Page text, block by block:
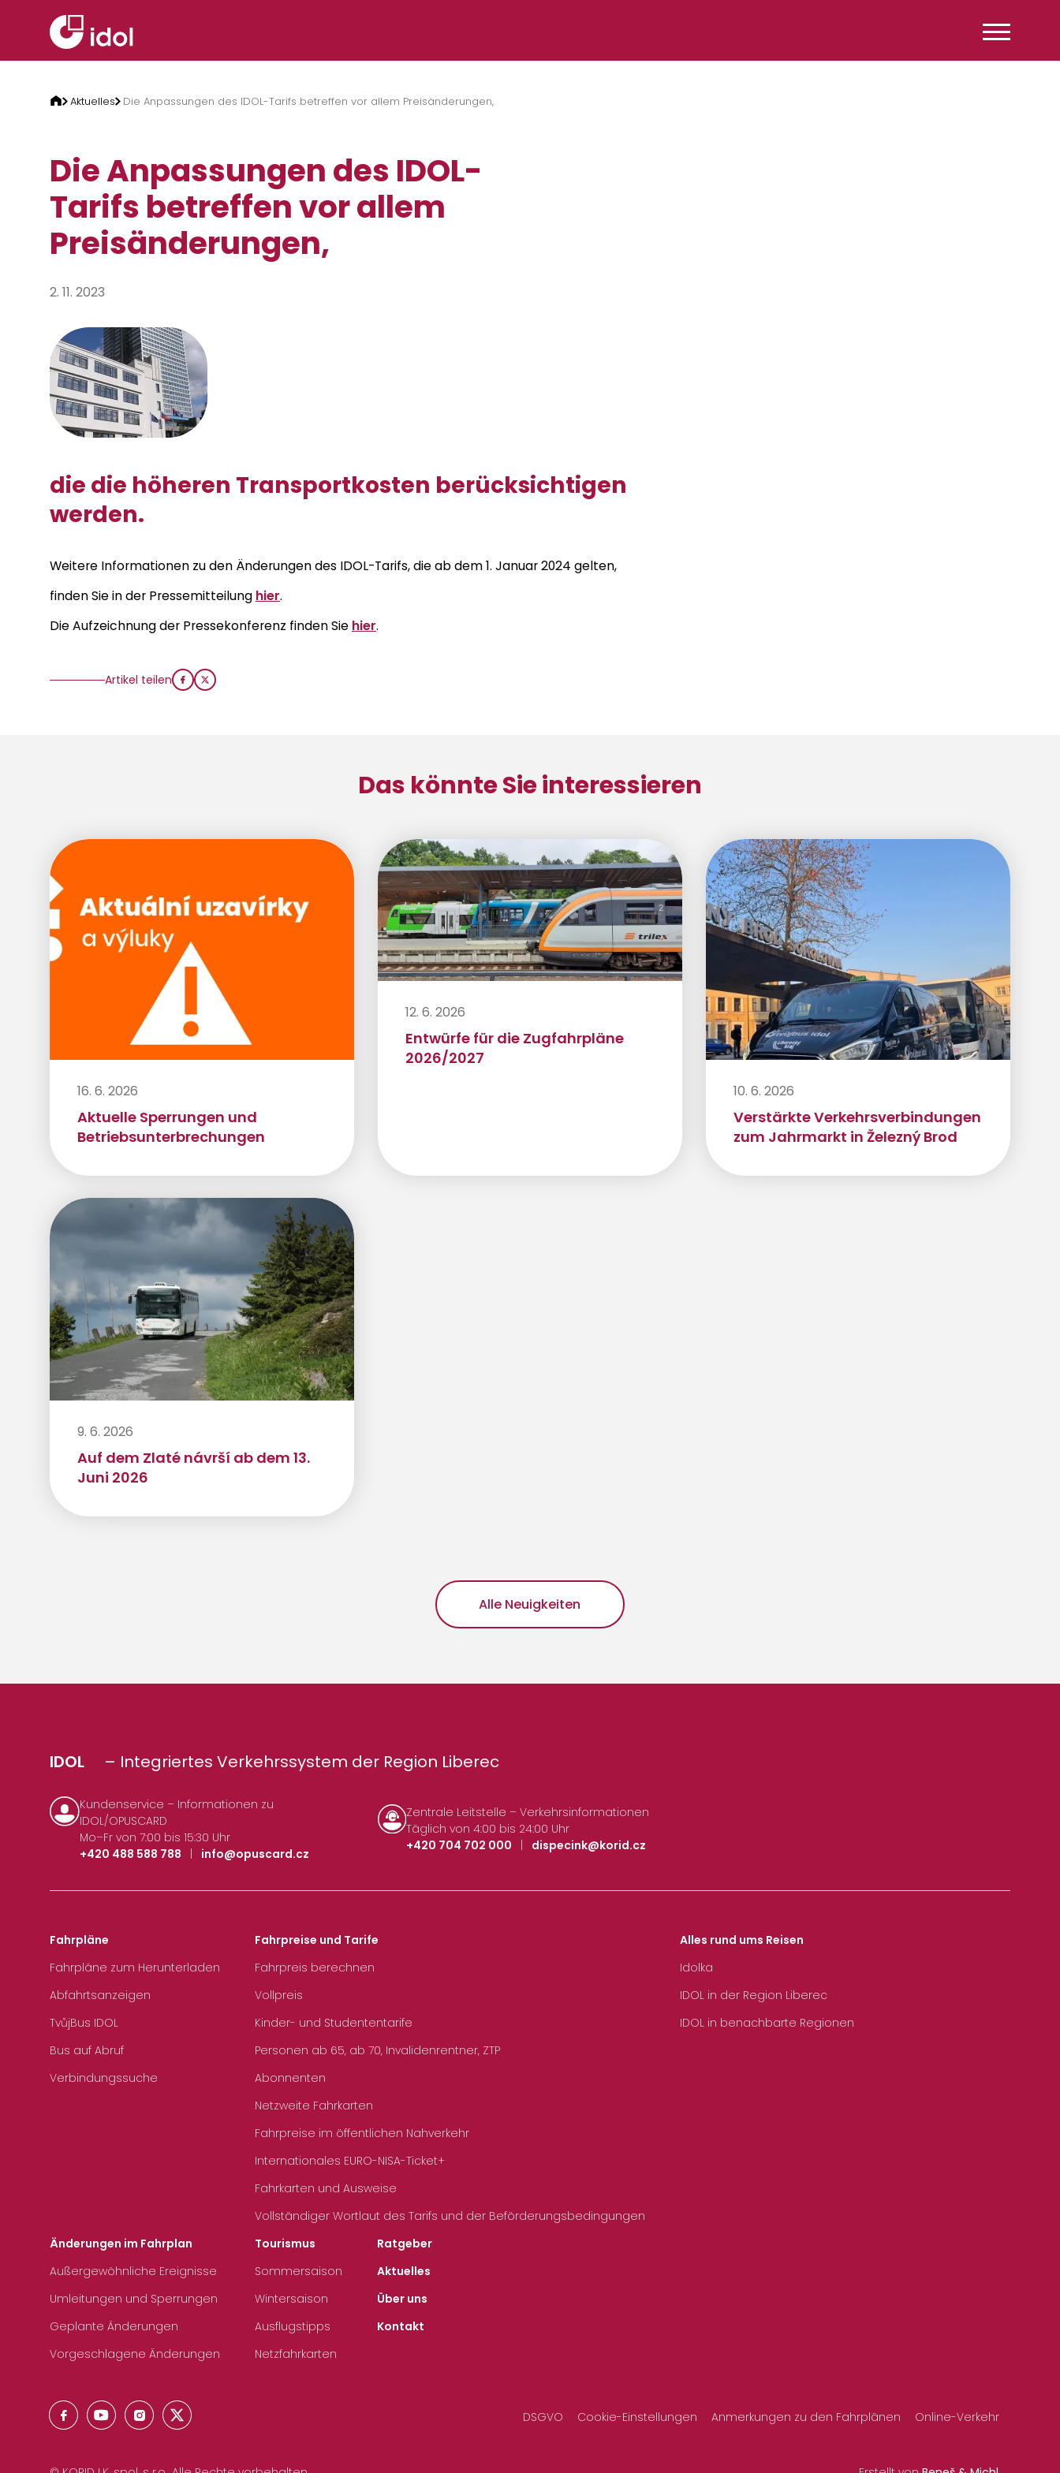
Aktuelles Die Anpassungen des IDOL-Tarifs betreffen vor allem Preisänderungen,
Die Anpassungen des IDOL-
Tarifs betreffen vor allem
Preisänderungen,
2. 11. 2023
die die höheren Transportkosten berücksichtigen
werden.
Weitere Informationen zu den Änderungen des IDOL-Tarifs, die ab dem 1. Januar 2024 gelten,
finden Sie in der Pressemitteilung hier.
Die Aufzeichnung der Pressekonferenz finden Sie hier.
Artikel teilen
Das könnte Sie interessieren
16. 6. 2026
Aktuelle Sperrungen und
Betriebsunterbrechungen
12. 6. 2026
Entwürfe für die Zugfahrpläne
2026/2027
10. 6. 2026
Verstärkte Verkehrsverbindungen
zum Jahrmarkt in Železný Brod
9. 6. 2026
Auf dem Zlaté návrší ab dem 13.
Juni 2026
Alle Neuigkeiten
IDOL – Integriertes Verkehrssystem der Region Liberec
Kundenservice – Informationen zu
IDOL/OPUSCARD
Mo–Fr von 7:00 bis 15:30 Uhr
+420 488 588 788
| info@opuscard.cz
Zentrale Leitstelle – Verkehrsinformationen
Täglich von 4:00 bis 24:00 Uhr
+420 704 702 000
dispecink@korid.cz
Fahrpläne
Fahrpläne zum Herunterladen
Abfahrtsanzeigen
TvůjBus IDOL
Bus auf Abruf
Verbindungssuche
Fahrpreise und Tarife
Fahrpreis berechnen
Vollpreis
Kinder- und Studententarife
Personen ab 65, ab 70, Invalidenrentner, ZTP
Abonnenten
Netzweite Fahrkarten
Fahrpreise im öffentlichen Nahverkehr
Internationales EURO-NISA-Ticket+
Fahrkarten und Ausweise
Vollständiger Wortlaut des Tarifs und der Beförderungsbedingungen
Alles rund ums Reisen
Idolka
IDOL in der Region Liberec
IDOL in benachbarte Regionen
Änderungen im Fahrplan
Außergewöhnliche Ereignisse
Umleitungen und Sperrungen
Geplante Änderungen
Vorgeschlagene Änderungen
Tourismus
Sommersaison
Wintersaison
Ausflugstipps
Netzfahrkarten
Ratgeber
Aktuelles
Über uns
Kontakt
DSGVO Cookie-Einstellungen Anmerkungen zu den Fahrplänen Online-Verkehr